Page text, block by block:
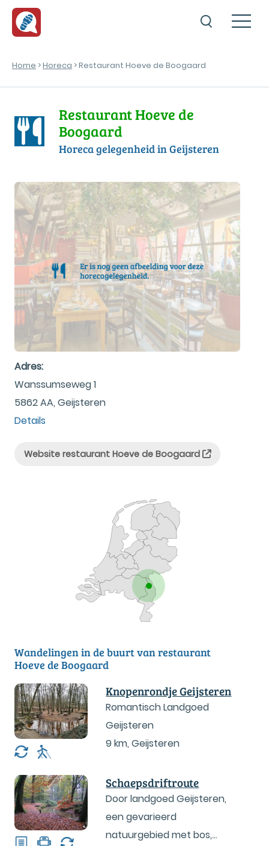
Home >Horeca > Restaurant Hoeve de Boogaard
Restaurant Hoeve de
Boogaard
Horeca gelegenheid in Geijsteren
Adres:
Wanssumseweg 1
5862 AA, Geijsteren
Details
Website restaurant Hoeve de Boogaard
Wandelingen in de buurt van restaurant
Hoeve de Boogaard
Knopenrondje Geijsteren
Romantisch Landgoed
Geijsteren
9 km,Geijsteren
Schaepsdriftroute
Door landgoed Geijsteren,
een gevarieerd
natuurgebied met bos,